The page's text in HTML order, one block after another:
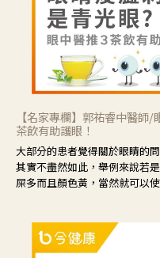
【名家專欄】郭祐睿中醫師
茶飲有助護眼！
大部分的患者覺得關於眼睛的
其實不盡然如此，舉例來說若
屎多而且顏色黃，當然就可以
候就要使用菊花、金銀花來治
眼睛周圍沒有眼屎，這種情況